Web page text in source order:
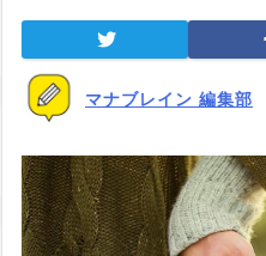
マナブレイン 編集部